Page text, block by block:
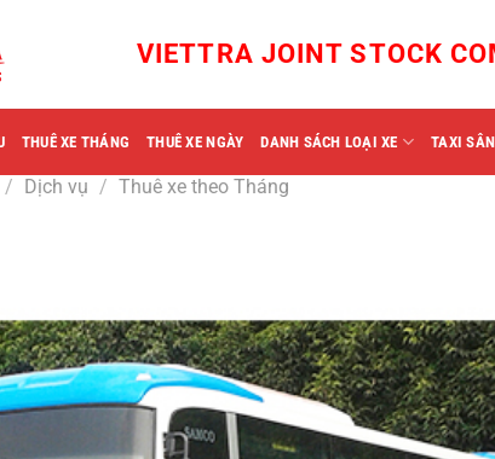
VIETTRA JOINT STOCK
THUÊ XE THÁNG THUÊ XE NGÀY DANH SÁCH LOẠI XE TAXI
/ Dịch vụ / Thuê xe theo Tháng